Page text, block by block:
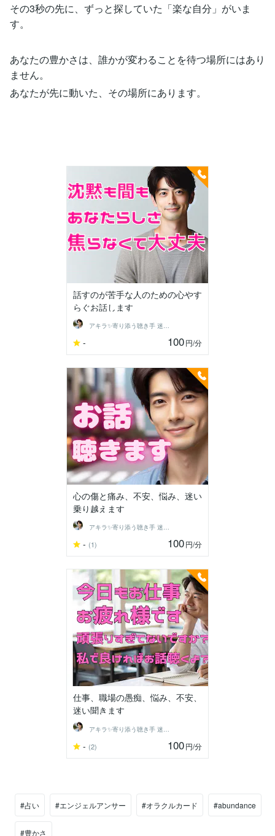
その3秒の先に、ずっと探していた「楽な自分」がいま
す。
あなたの豊かさは、誰かが変わることを待つ場所にはあり
ません。
あなたが先に動いた、その場所にあります。
話すのが苦手な人のための心やす
らぐお話します
アキラ✨寄り添う聴き手 迷い不安の相談室
- 100円/分
心の傷と痛み、不安、悩み、迷い
乗り越えます
アキラ✨寄り添う聴き手 迷い不安の相談室
- (1) 100円/分
仕事、職場の愚痴、悩み、不安、
迷い聞きます
- (2) 100円/分
#占い #エンジェルアンサー #オラクルカード #abundance
#豊かさ